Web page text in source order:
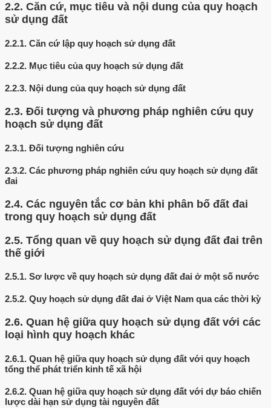
2.2. Căn cứ, mục tiêu và nội dung của quy hoạch
sử dụng đất
2.2.1. Căn cứ lập quy hoạch sử dụng đất
2.2.2. Mục tiêu của quy hoạch sử dụng đất
2.2.3. Nội dung của quy hoạch sử dụng đất
2.3. Đối tượng và phương pháp nghiên cứu quy
hoạch sử dụng đất
2.3.1. Đối tượng nghiên cứu
2.3.2. Các phương pháp nghiên cứu quy hoạch sử dụng đất
đai
2.4. Các nguyên tắc cơ bản khi phân bố đất đai
trong quy hoạch sử dụng đất
2.5. Tổng quan về quy hoạch sử dụng đất đai trên
thế giới
2.5.1. Sơ lược về quy hoạch sử dụng đất đai ở một số nước
2.5.2. Quy hoạch sử dụng đất đai ở Việt Nam qua các thời kỳ
2.6. Quan hệ giữa quy hoạch sử dụng đất với các
loại hình quy hoạch khác
2.6.1. Quan hệ giữa quy hoạch sử dụng đất với quy hoạch
tổng thể phát triển kinh tế xã hội
2.6.2. Quan hệ giữa quy hoạch sử dụng đất với dự báo chiến
lược dài hạn sử dụng tài nguyên đất